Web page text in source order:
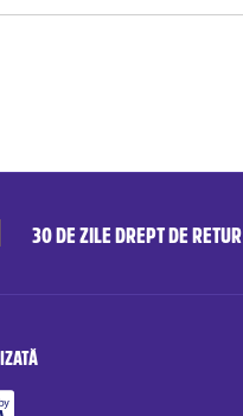
30 DE ZILE DREPT DE RETUR